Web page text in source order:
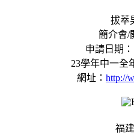
拔萃
簡介會/
申請日期
23學年中一全
網址： http://
福